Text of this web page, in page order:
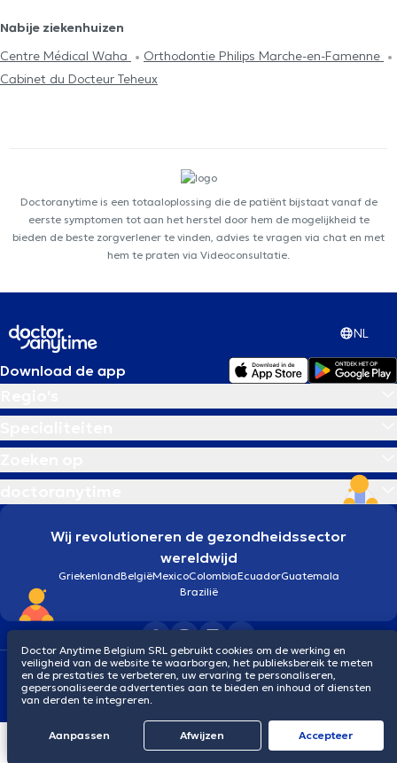
Nabije ziekenhuizen
Centre Médical Waha
Orthodontie Philips Marche-en-Famenne
Cabinet du Docteur Teheux
Doctoranytime is een totaaloplossing die de patiënt bijstaat vanaf de
eerste symptomen tot aan het herstel door hem de mogelijkheid te
bieden de beste zorgverlener te vinden, advies te vragen via chat en met
hem te praten via Videoconsultatie.
NL
Download de app
Wij revolutioneren de gezondheidssector
wereldwijd
GriekenlandBelgiëMexicoColombiaEcuadorGuatemala
Brazilië
Algemene voorwaarden CookiesPrivacybeleid
© 2026 doctoranytime
Doctor Anytime Belgium SRL gebruikt cookies om de werking en
veiligheid van de website te waarborgen, het publieksbereik te meten
en de prestaties te verbeteren, uw ervaring te personaliseren,
gepersonaliseerde advertenties aan te bieden en inhoud of diensten
van derden te integreren.
Aanpassen Afwijzen Αccepteer